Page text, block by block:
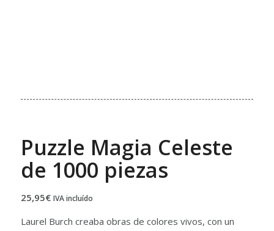
Puzzle Magia Celeste
de 1000 piezas
25,95€ IVA incluído
Laurel Burch creaba obras de colores vivos, con un